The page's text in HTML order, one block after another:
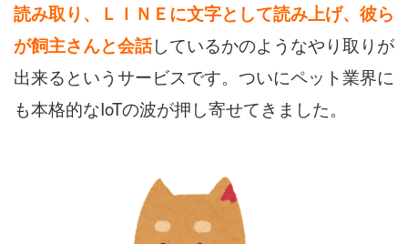
読み取り、ＬＩＮＥに文字として読み上げ、彼ら
が飼主さんと会話しているかのようなやり取りが
出来るというサービスです。ついにペット業界に
も本格的なIoTの波が押し寄せてきました。